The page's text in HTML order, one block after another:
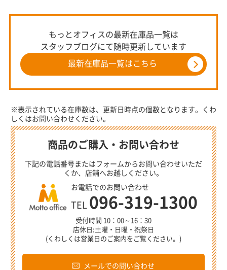
もっとオフィスの最新在庫品一覧は
スタッフブログにて随時更新しています
最新在庫品一覧はこちら
※表示されている在庫数は、更新日時点の個数となります。くわ
しくはお問い合わせください。
商品のご購入・お問い合わせ
下記の電話番号またはフォームからお問い合わせいただ
くか、店舗へお越しください。
お電話でのお問い合わせ
TEL 096-319-1300
受付時間 10：00～16：30
店休日:土曜・日曜・祝祭日
(くわしくは営業日のご案内をご覧ください。)
メールでの問い合わせ